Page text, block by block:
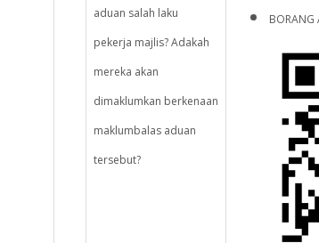
aduan salah laku
pekerja majlis? Adakah
mereka akan
dimaklumkan berkenaan
maklumbalas aduan
tersebut?
BORANG